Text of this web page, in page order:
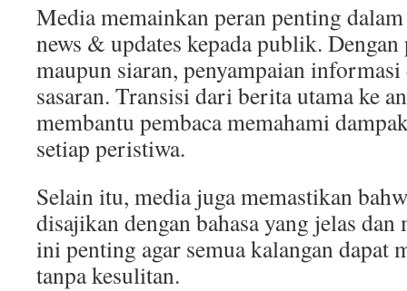
Media memainkan peran penting
news & updates kepada publik.
maupun siaran, penyampaian
sasaran. Transisi dari berita utama ke
membantu pembaca memahami
setiap peristiwa.
Selain itu, media juga memastikan
disajikan dengan bahasa yang jelas
ini penting agar semua kalangan
tanpa kesulitan.